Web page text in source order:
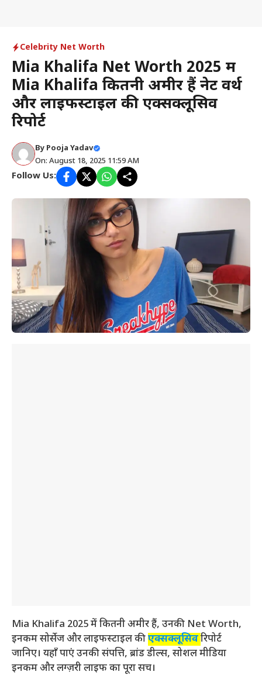
Celebrity Net Worth
Mia Khalifa Net Worth 2025 में
Mia Khalifa कितनी अमीर हैं नेट वर्थ
और लाइफस्टाइल की एक्सक्लूसिव
रिपोर्ट
By Pooja Yadav
On: August 18, 2025 11:59 AM
Follow Us:
Mia Khalifa 2025 में कितनी अमीर हैं, उनकी Net Worth,
इनकम सोर्सेज और लाइफस्टाइल कीएक्सक्लूसिवरिपोर्ट
जानिए। यहाँ पाएं उनकी संपत्ति, ब्रांड डील्स, सोशल मीडिया
इनकम और लग्ज़री लाइफ का पूरा सच।